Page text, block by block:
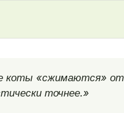
коты «сжимаются»
точнее.»